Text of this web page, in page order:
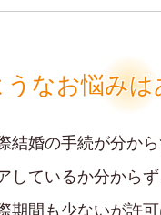
うなお悩みは
結婚の手続が分か
ているか分からず
期間も少ないが許可